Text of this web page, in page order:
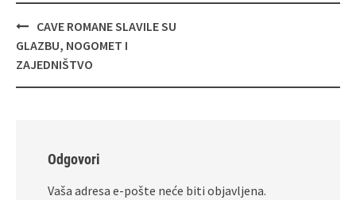
Navigacija
objava
CAVE ROMANE SLAVILE SU
GLAZBU, NOGOMET I
ZAJEDNIŠTVO
Odgovori
Vaša adresa e-pošte neće biti objavljena.